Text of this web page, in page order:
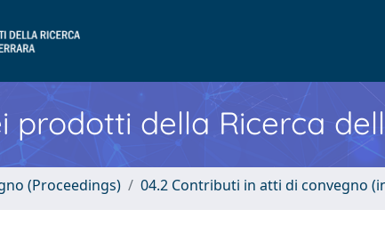
prodotti della Ricerca
(Proceedings) 04.2 Contributi in atti di convegno